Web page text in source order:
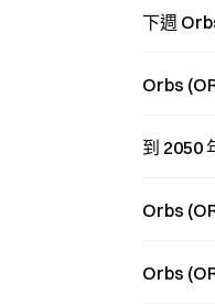
下週
Orbs
到 2050
Orbs
Orbs